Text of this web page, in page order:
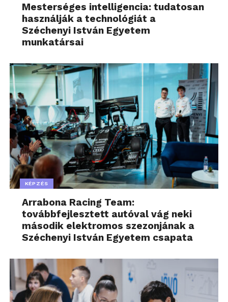
Mesterséges intelligencia: tudatosan
használják a technológiát a
Széchenyi István Egyetem
munkatársai
KÉPZÉS
Arrabona Racing Team:
továbbfejlesztett autóval vág neki
második elektromos szezonjának a
Széchenyi István Egyetem csapata